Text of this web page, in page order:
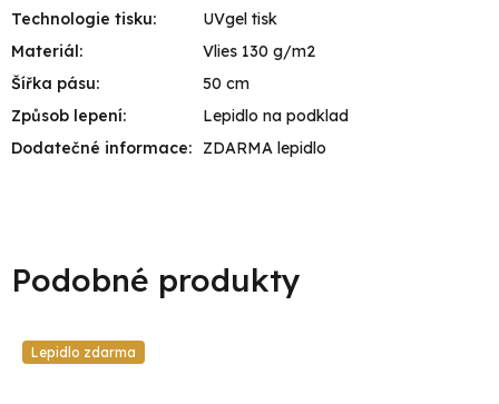
Technologie tisku:
UVgel tisk
Materiál:
Vlies 130 g/m2
Šířka pásu:
50 cm
Způsob lepení:
Lepidlo na podklad
Dodatečné informace: ZDARMA lepidlo
Lepidlo zdarma